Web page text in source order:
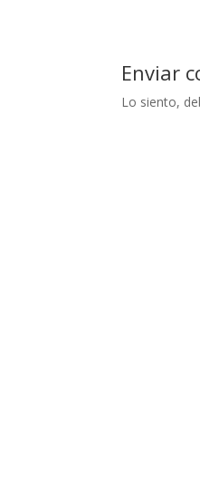
Enviar
Lo siento,